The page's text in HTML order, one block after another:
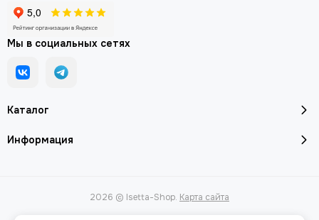
Каталог
Информация
Мы в социальных сетях
2026 © Isetta-Shop. Карта сайта